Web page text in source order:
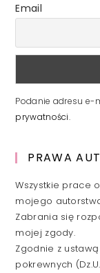
Email
Podanie adresu e-
prywatności.
PRAWA
Wszystkie prace
mojego
Zabrania się
mojej zgody.
Zgodnie z
pokrewnych